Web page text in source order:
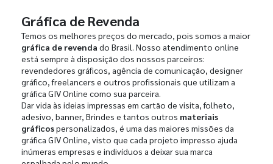
Gráfica de Revenda
Temos os melhores preços do mercado, pois somos a maior
gráfica de revenda do Brasil. Nosso atendimento online
está sempre à disposição dos nossos parceiros:
revendedores gráficos, agência de comunicação, designer
gráfico, freelancers e outros profissionais que utilizam a
gráfica GIV Online como sua parceira.
Dar vida às ideias impressas em cartão de visita, folheto,
adesivo, banner, Brindes e tantos outros materiais
gráficospersonalizados, é uma das maiores missões da
gráfica GIV Online, visto que cada projeto impresso ajuda
inúmeras empresas e indivíduos a deixar sua marca